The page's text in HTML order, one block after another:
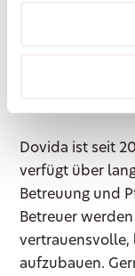
Dovida ist seit
verfügt über
Betreuung und
Betreuer
vertrauensvolle,
aufzubauen.